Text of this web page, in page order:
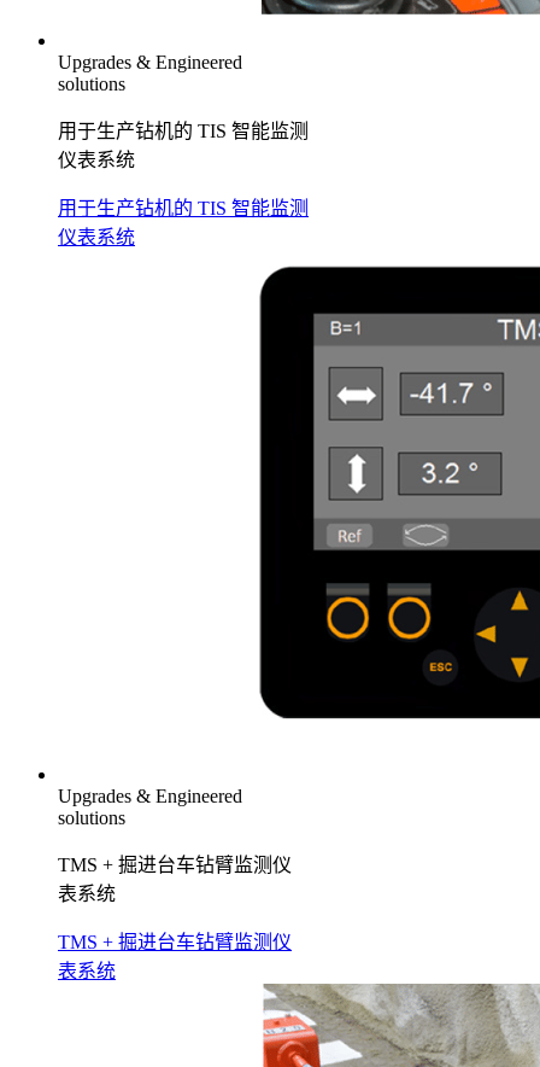
Upgrades & Engineered
solutions
用于生产钻机的 TIS 智能监测
仪表系统
用于生产钻机的 TIS 智能监测
仪表系统
Upgrades & Engineered
solutions
TMS + 掘进台车钻臂监测仪
表系统
TMS + 掘进台车钻臂监测仪
表系统